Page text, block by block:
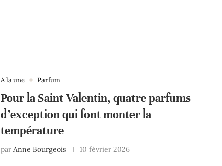
A la une Parfum
Pour la Saint-Valentin, quatre parfums
d’exception qui font monter la
température
par Anne Bourgeois 10 février 2026